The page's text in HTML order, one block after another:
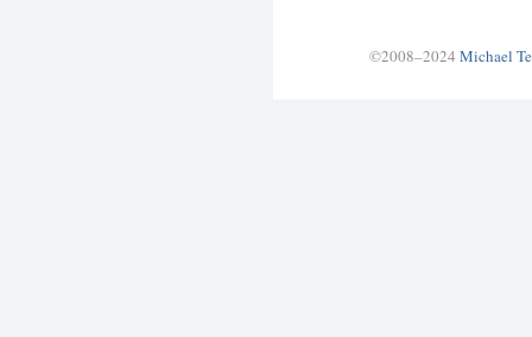
©2008–2024 Michael